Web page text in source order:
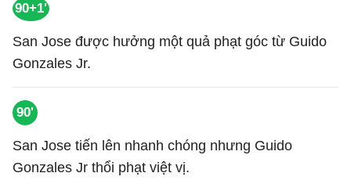
90+1'
San Jose được hưởng một quả phạt góc từ Guido
Gonzales Jr.
90'
San Jose tiến lên nhanh chóng nhưng Guido
Gonzales Jr thổi phạt việt vị.